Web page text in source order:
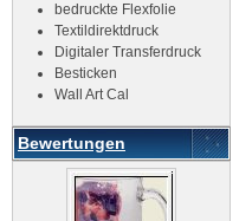
bedruckte Flexfolie
Textildirektdruck
Digitaler Transferdruck
Besticken
Wall Art Cal
Bewertungen